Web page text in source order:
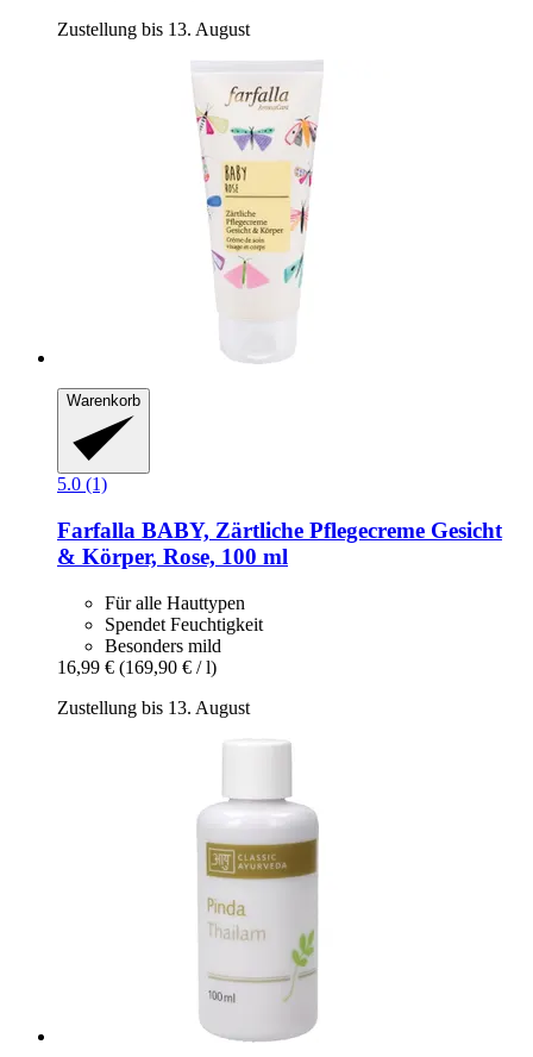
Zustellung bis 13. August
Warenkorb
5.0 (1)
Farfalla BABY, Zärtliche Pflegecreme Gesicht
& Körper, Rose, 100 ml
Für alle Hauttypen
Spendet Feuchtigkeit
Besonders mild
16,99 € (169,90 € / l)
Zustellung bis 13. August